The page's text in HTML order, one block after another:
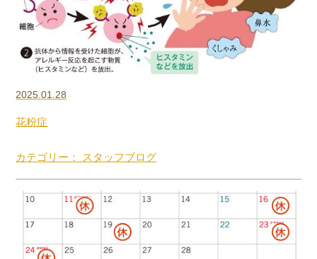
2025.01.28
花粉症
カテゴリー： スタッフブログ